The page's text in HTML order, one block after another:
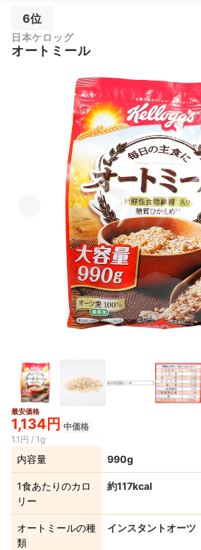
6位
日本ケロッグ
オートミール
最安価格
1,134円 中価格
1.1円 / 1g
内容量 990g
1食あたりのカロ
リー
約117kcal
オートミールの種
類
インスタントオーツ